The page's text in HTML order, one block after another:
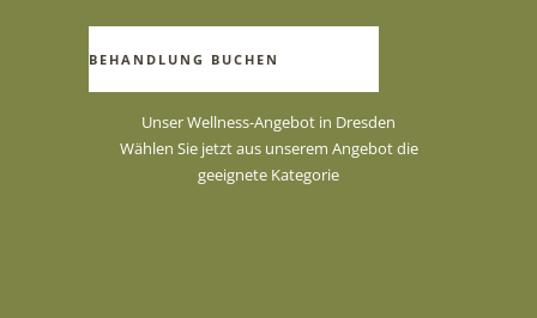
BEHANDLUNG BUCHEN
Unser Wellness-Angebot in Dresden
Wählen Sie jetzt aus unserem Angebot die
geeignete Kategorie